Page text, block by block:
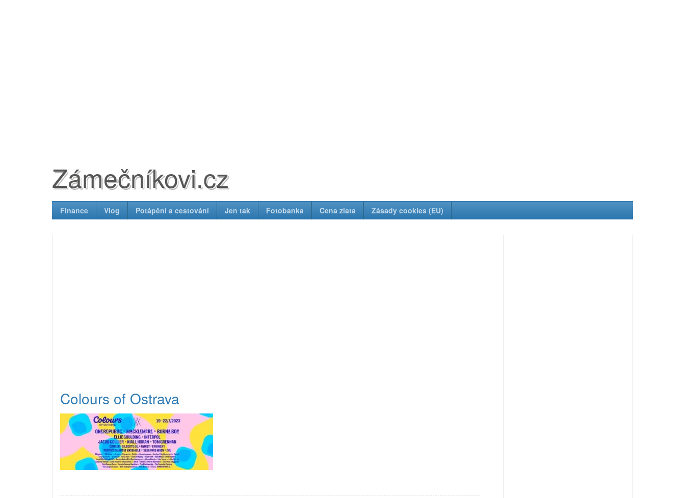
Zámečníkovi.cz
Finance Vlog Potápění a cestování Jen tak Fotobanka Cena zlata Zásady cookies (EU)
Colours of Ostrava